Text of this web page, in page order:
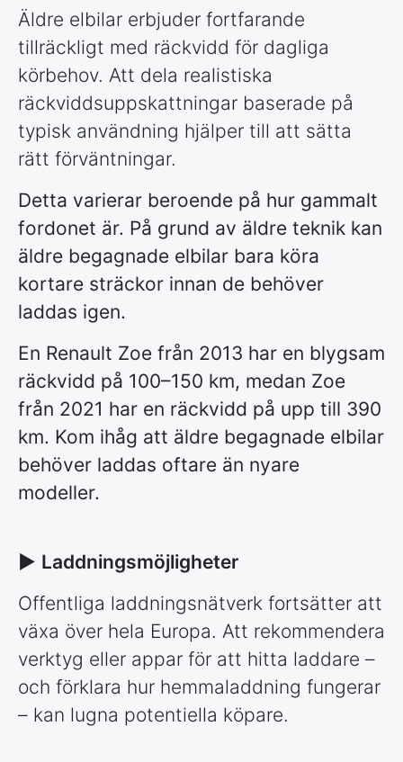
Äldre elbilar erbjuder fortfarande
tillräckligt med räckvidd för dagliga
körbehov. Att dela realistiska
räckviddsuppskattningar baserade på
typisk användning hjälper till att sätta
rätt förväntningar.
Detta varierar beroende på hur gammalt
fordonet är. På grund av äldre teknik kan
äldre begagnade elbilar bara köra
kortare sträckor innan de behöver
laddas igen.
En Renault Zoe från 2013 har en blygsam
räckvidd på 100–150 km, medan Zoe
från 2021 har en räckvidd på upp till 390
km. Kom ihåg att äldre begagnade elbilar
behöver laddas oftare än nyare
modeller.
► Laddningsmöjligheter
Offentliga laddningsnätverk fortsätter att
växa över hela Europa. Att rekommendera
verktyg eller appar för att hitta laddare –
och förklara hur hemmaladdning fungerar
– kan lugna potentiella köpare.